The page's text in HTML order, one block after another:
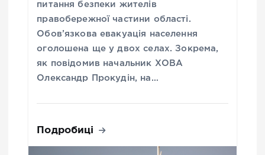
питання безпеки жителів
правобережної частини області.
Обов’язкова евакуація населення
оголошена ще у двох селах. Зокрема,
як повідомив начальник ХОВА
Олександр Прокудін, на…
Подробиці